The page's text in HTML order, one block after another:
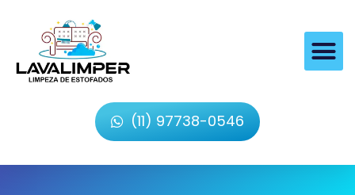
(11) 97738-0546